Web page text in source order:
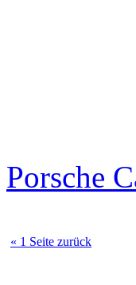
Porsche
« 1 Seite zurück